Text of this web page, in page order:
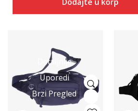
Detaljnije
Uporedi
Brzi Pregled